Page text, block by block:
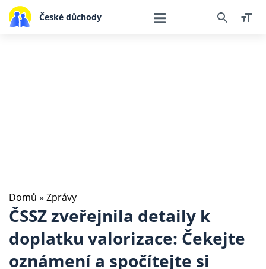
České důchody
Domů » Zprávy
ČSSZ zveřejnila detaily k
doplatku valorizace: Čekejte
oznámení a spočítejte si